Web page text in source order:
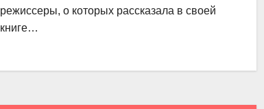
режиссеры, о которых рассказала в своей
книге…